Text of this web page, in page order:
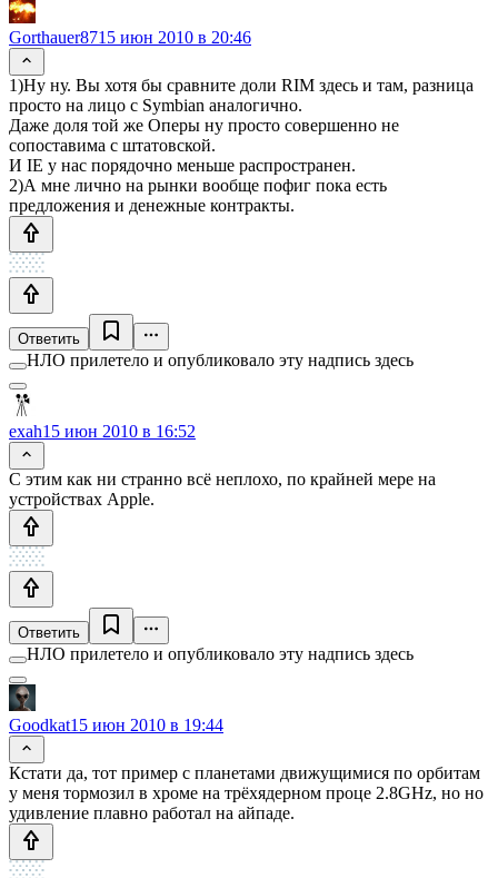
Gorthauer8715 июн 2010 в 20:46
1)Ну ну. Вы хотя бы сравните доли RIM здесь и там, разница
просто на лицо с Symbian аналогично.
Даже доля той же Оперы ну просто совершенно не
сопоставима с штатовской.
И IE у нас порядочно меньше распространен.
2)А мне лично на рынки вообще пофиг пока есть
предложения и денежные контракты.
Ответить
НЛО прилетело и опубликовало эту надпись здесь
exah15 июн 2010 в 16:52
С этим как ни странно всё неплохо, по крайней мере на
устройствах Apple.
Ответить
НЛО прилетело и опубликовало эту надпись здесь
Goodkat15 июн 2010 в 19:44
Кстати да, тот пример с планетами движущимися по орбитам
у меня тормозил в хроме на трёхядерном проце 2.8GHz, но но
удивление плавно работал на айпаде.